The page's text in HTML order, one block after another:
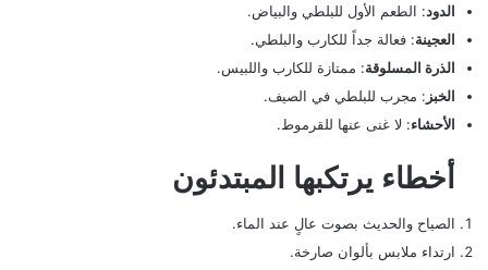
الدود: الطعم الأول للبلطي والبياض.
العجينة: فعالة جداً للكارب والبلطي.
الذرة المسلوقة: ممتازة للكارب واللبيس.
الخبز : مجرب للبلطي في الصيف.
الأحشاء: لا غنى عنها للقرموط.
أخطاء يرتكبها المبتدئون
الصياح والحديث بصوت عالٍ عند الماء.
ارتداء ملابس بألوان صارخة.